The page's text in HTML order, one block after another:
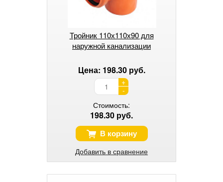
Тройник 110х110х90 для
наружной канализации
Цена: 198.30 руб.
+
-
Стоимость:
198.30 руб.
В корзину
Добавить в сравнение